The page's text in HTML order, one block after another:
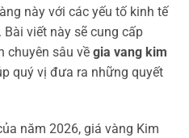
này với các yếu tố kinh tế
viết này sẽ cung cấp
chuyên sâu về gia vang kim
quý vị đưa ra những quyết
năm 2026, giá vàng Kim